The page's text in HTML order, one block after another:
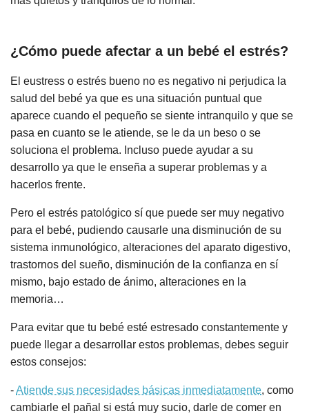
¿Cómo puede afectar a un bebé el estrés?
El eustress o estrés bueno no es negativo ni perjudica la
salud del bebé ya que es una situación puntual que
aparece cuando el pequeño se siente intranquilo y que se
pasa en cuanto se le atiende, se le da un beso o se
soluciona el problema. Incluso puede ayudar a su
desarrollo ya que le enseña a superar problemas y a
hacerlos frente.
Pero el estrés patológico sí que puede ser muy negativo
para el bebé, pudiendo causarle una disminución de su
sistema inmunológico, alteraciones del aparato digestivo,
trastornos del sueño, disminución de la confianza en sí
mismo, bajo estado de ánimo, alteraciones en la
memoria…
Para evitar que tu bebé esté estresado constantemente y
puede llegar a desarrollar estos problemas, debes seguir
estos consejos:
-Atiende sus necesidades básicas inmediatamente, como
cambiarle el pañal si está muy sucio, darle de comer en